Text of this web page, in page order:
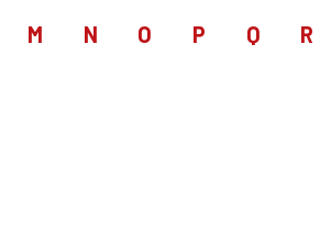
M N O P Q R